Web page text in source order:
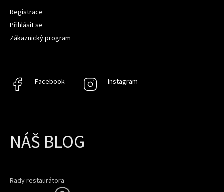
Registrace
Přihlásit se
Zákaznický program
Facebook
Facebook Instagram
Instagram
NÁŠ BLOG
Rady restaurátora